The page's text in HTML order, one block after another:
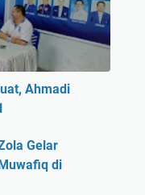
Ahmadi
Gelar
di